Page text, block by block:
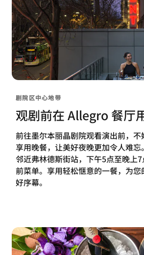
剧院区中心地带
观剧前在 Allegro 餐厅
前往墨尔本丽晶剧院观看演出前，
享用晚餐，让美好夜晚更加令人难
邻近弗林德斯街站，下午5点至晚上
前菜单。享用轻松惬意的一餐，为
好序幕。